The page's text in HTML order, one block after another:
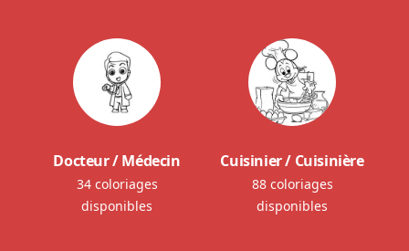
Docteur / Médecin
34 coloriages
disponibles
Cuisinier / Cuisinière
88 coloriages
disponibles